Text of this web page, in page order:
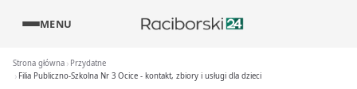
MENU
Strona główna
Przydatne
Filia Publiczno-Szkolna Nr 3 Ocice - kontakt, zbiory i usługi dla dzieci